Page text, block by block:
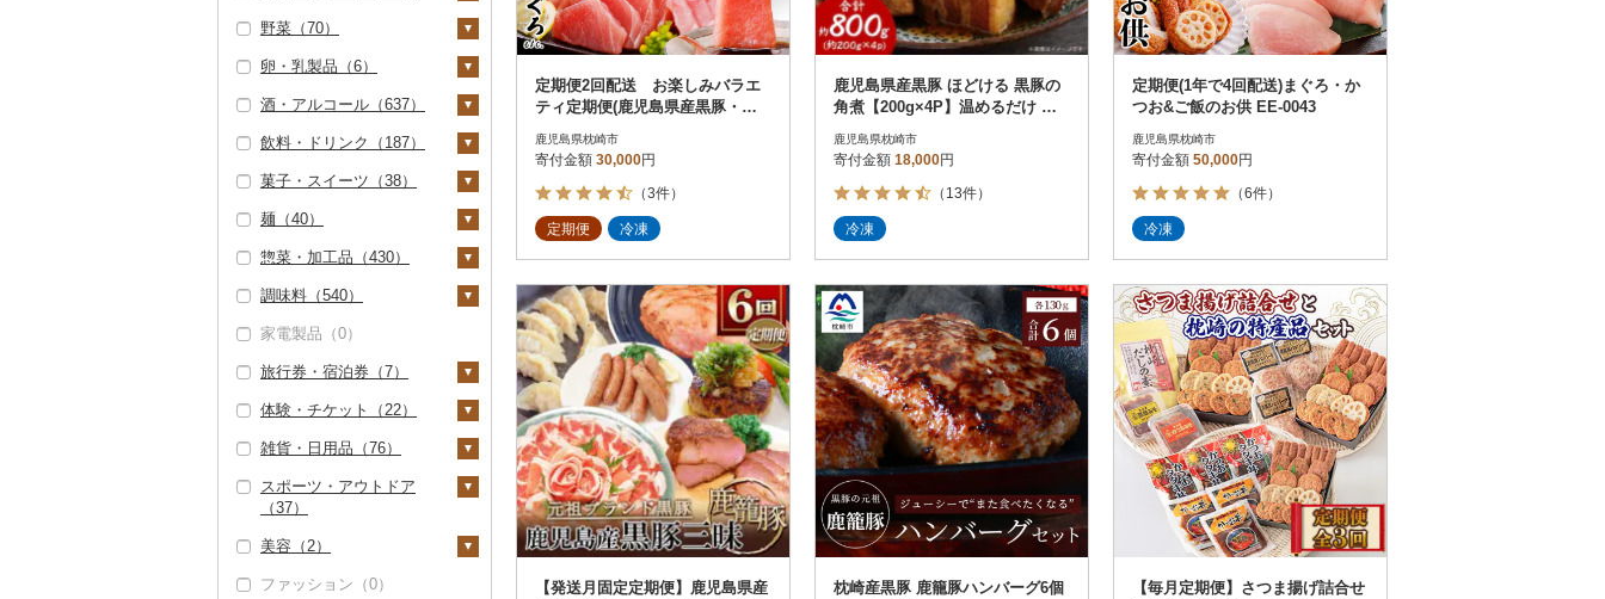
（74）
甘エビ（4）
ボタンエビ（0）
伊勢海老（7）
その他エビ（10）
いくら（0）
うに（0）
明太子・たらこ（0）
その他魚卵（2）
数の子（0）
からすみ（0）
キャビア（2）
その他魚卵（0）
貝（0）
うなぎ（8）
鮮魚（336）
鮭・サーモン（0）
マグロ（78）
イワシ（0）
カツオ（315）
金目鯛（0）
クエ（0）
イカ・タコ（0）
海苔・海藻（3）
海苔（2）
わかめ（0）
ひじき（0）
その他海苔・海藻
（1）
干物（11）
ししゃも（0）
その他干物（11）
その他魚介・加工品
（0）
（342）
その他魚介・加工品
雑穀（0）
餅（0）
その他穀物加工品（2
ぶどう・マスカット
（0）
（0）
ドライフルーツ（6
野菜（70）
いも（42）
じゃがいも（1）
さつまいも（41）
その他いも（4）
トマト（4）
フルーツトマト（0）
ミニトマト（0）
その他トマト（4）
玉ねぎ（0）
ねぎ（0）
とうもろこし（0）
根菜（7）
人参（0）
大根（0）
自然薯（0）
レンコン（0）
にんにく・生姜（7）
その他根菜（6）
アスパラガス（0）
豆（0）
きのこ（0）
その他野菜（24）
山菜（0）
かぼちゃ（0）
卵・乳製品（6）
卵（2）
チーズ（2）
ヨーグルト（0）
牛乳（0）
バター（0）
その他乳製品（2）
酒・アルコール（637）
ビール・発泡酒（4）
ビール（0）
発泡酒（3）
地ビール・クラフトビ
日本酒（0）
焼酎（608）
芋焼酎（581）
麦焼酎（22）
米焼酎（1）
黒糖焼酎（0）
その他焼酎（3）
梅酒（1）
泡盛（0）
ワイン（0）
ウイスキー（0）
リキュール・洋酒
ノンアルコール（0）
その他酒（4）
飲料・ドリンク（187）
水・ミネラルウォータ
（0）
茶（133）
飲料（7）
茶葉・ティーバッグ
（129）
静岡茶（0）
知覧茶（0）
八女茶（0）
その他茶（43）
果汁飲料（19）
りんごジュース（0）
みかんジュース（オレ
ンジジュース）（0）
9）
紅茶（24）
飲料（2）
茶葉・ティーバッグ
その他飲料・ジュース
（15）
炭酸飲料（1）
豆乳（0）
その他飲料・ジュース
菓子・スイーツ（38）
ケーキ（6）
クッキー（1）
焼き菓子（6）
プリン（2）
ゼリー（2）
チョコレート（1）
カステラ（0）
アイス・ジェラート
（0）
その他洋菓子（6）
煎餅・おかき（18）
麺（40）
ラーメン（18）
うどん（15）
そば（3）
パスタ（0）
ひやむぎ（0）
そうめん（6）
その他麺（0）
惣菜・加工品（430）
惣菜（88）
餃子（17）
シュウマイ（0）
コロッケ（2）
その他惣菜（68）
カレー・シチュー
その他鍋（13）
スープ（7）
豆腐・納豆（0）
漬物（9）
調味料（540）
砂糖（17）
塩（27）
醤油（38）
味噌（22）
酢（16）
家電製品（0）
旅行券・宿泊券（7）
旅行券（0）
宿泊券（7）
体験・チケット（22）
PayPay商品券（15）
食事券（0）
用券（0）
水族館（0）
雑貨・日用品（76）
家具・インテリア
（2）
タンス（0）
机・テーブル（0）
寝具（0）
タオル（0）
スポーツ・アウトドア
（37）
ゴルフ（0）
釣り（4）
美容（2）
スキンケア（0）
ファッション（0）
定期便2回配送 お楽しみバラエ
ティ定期便(鹿児島県産黒豚・鮪et
鹿児島県枕崎市
寄付金額 30,000円
（3件）
定期便 冷凍
鹿児島県産黒豚 ほどける 黒豚の
角煮【200g×4P】温めるだけ 豚
鹿児島県枕崎市
寄付金額 18,000円
（13件）
冷凍
定期便(1年で4回配送)まぐろ・か
つお&ご飯のお供 EE-0043
鹿児島県枕崎市
寄付金額 50,000円
（6件）
冷凍
【発送月固定定期便】鹿児島県産
枕崎産黒豚 鹿籠豚ハンバーグ6個
【毎月定期便】さつま揚げ詰合せ